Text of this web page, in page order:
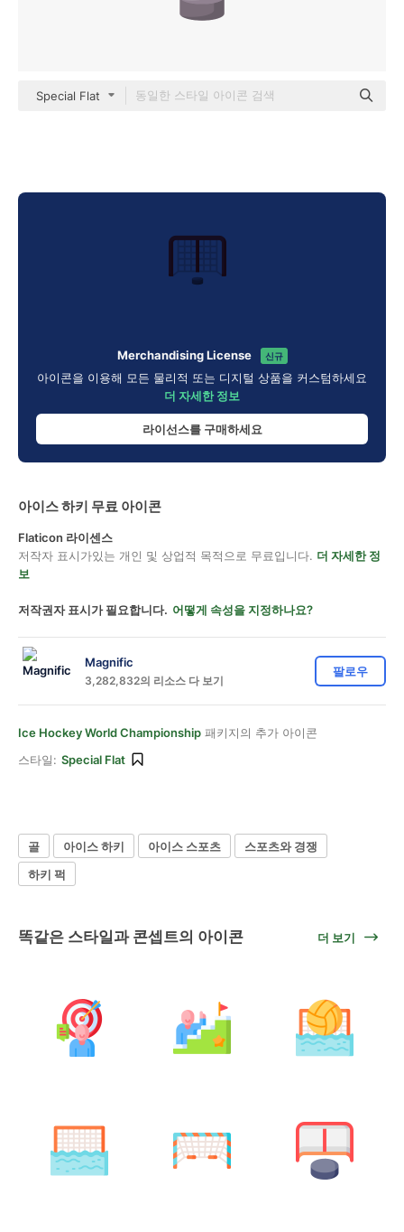
Special Flat
Merchandising License 신규
아이콘을 이용해 모든 물리적 또는 디지털 상품을 커스텀하세요
더 자세한 정보
라이선스를 구매하세요
아이스 하키 무료 아이콘
Flaticon 라이센스
저작자 표시가있는 개인 및 상업적 목적으로 무료입니다. 더 자세한 정
보
저작권자 표시가 필요합니다. 어떻게 속성을 지정하나요?
Magnific
3,282,832의 리소스 다 보기
팔로우
Ice Hockey World Championship 패키지의 추가 아이콘
스타일: Special Flat
골 아이스 하키 아이스 스포츠
스포츠와 경쟁
하키 퍽
똑같은 스타일과 콘셉트의 아이콘 더 보기